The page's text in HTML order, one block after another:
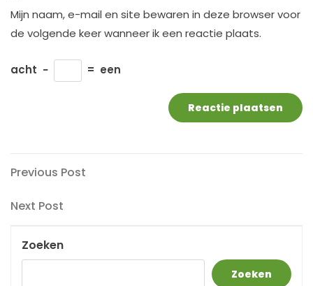
Mijn naam, e-mail en site bewaren in deze browser voor
de volgende keer wanneer ik een reactie plaats.
acht − = een
Berichtnavigatie
Previous
Previous Post
Next
Next Post
Zoeken
Zoeken